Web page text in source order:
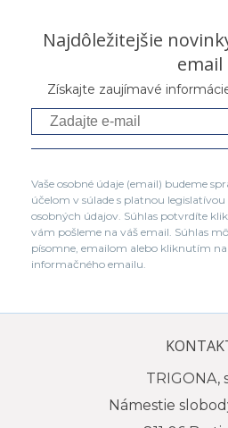
Najdôležitejšie
email
Získajte zaujímavé
Vaše osobné údaje (email) budeme
účelom v súlade s platnou
osobných údajov. Súhlas potvrdíte
vám pošleme na váš email. Súhlas
písomne, emailom alebo kliknutím
informačného emailu.
TRIGONA,
Námestie